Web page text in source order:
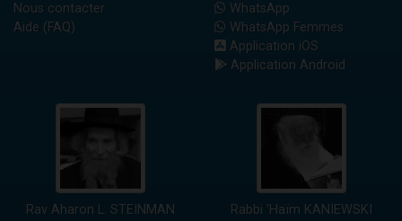
Nous contacter
Aide (FAQ)
WhatsApp
WhatsApp Femmes
Application iOS
Application Android
Rav Aharon L. STEINMAN Rabbi 'Haïm KANIEWSKI